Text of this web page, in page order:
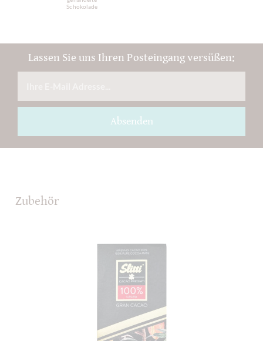
Schokolade
Lassen Sie uns Ihren Posteingang versüßen:
Absenden
Zubehör